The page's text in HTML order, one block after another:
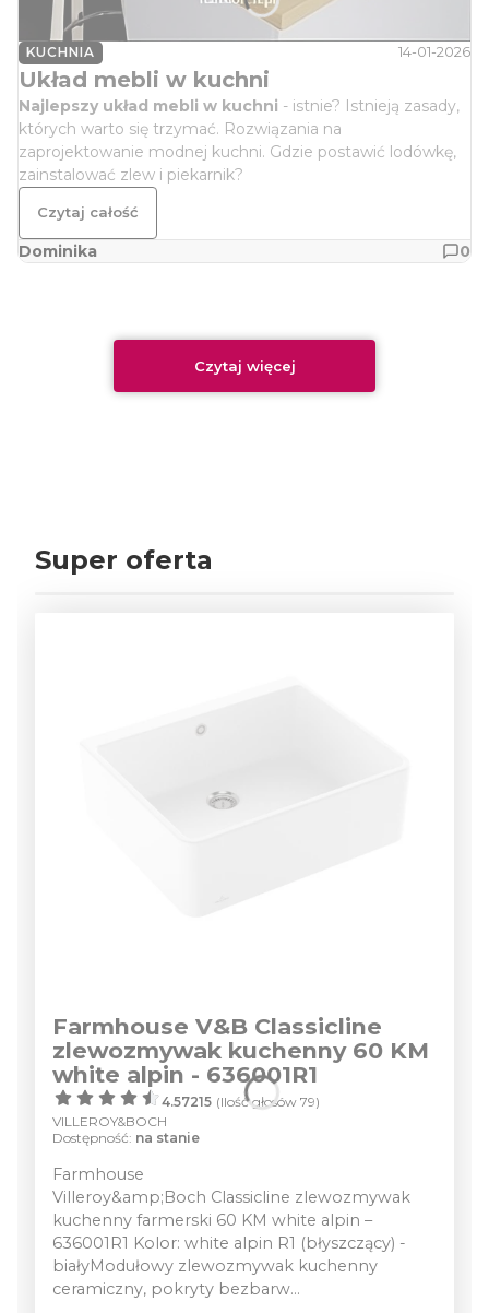
KUCHNIA 14-01-2026
Układ mebli w kuchni
Najlepszy układ mebli w kuchni - istnie? Istnieją zasady,
których warto się trzymać. Rozwiązania na
zaprojektowanie modnej kuchni. Gdzie postawić lodówkę,
zainstalować zlew i piekarnik?
Czytaj całość
Dominika 0
Czytaj więcej
Super oferta
Farmhouse V&B Classicline
zlewozmywak kuchenny 60 KM
white alpin - 636001R1
4.57215 (Ilość głosów 79)
VILLEROY&BOCH
Dostępność: na stanie
Farmhouse
Villeroy&amp;Boch Classicline zlewozmywak
kuchenny farmerski 60 KM white alpin –
636001R1 Kolor: white alpin R1 (błyszczący) -
białyModułowy zlewozmywak kuchenny
ceramiczny, pokryty bezbarw...